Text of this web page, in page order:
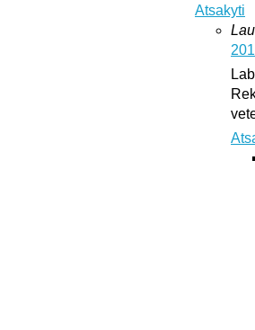
Atsakyti